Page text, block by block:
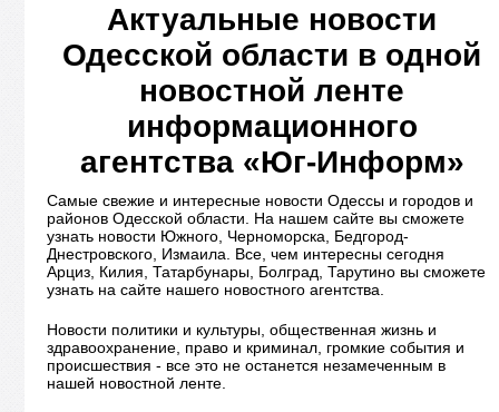
Актуальные новости
Одесской области в одной
новостной ленте
информационного
агентства «Юг-Информ»
Самые свежие и интересные новости Одессы и городов и
районов Одесской области. На нашем сайте вы сможете
узнать новости Южного, Черноморска, Бедгород-
Днестровского, Измаила. Все, чем интересны сегодня
Арциз, Килия, Татарбунары, Болград, Тарутино вы сможете
узнать на сайте нашего новостного агентства.
Новости политики и культуры, общественная жизнь и
здравоохранение, право и криминал, громкие события и
происшествия - все это не останется незамеченным в
нашей новостной ленте.